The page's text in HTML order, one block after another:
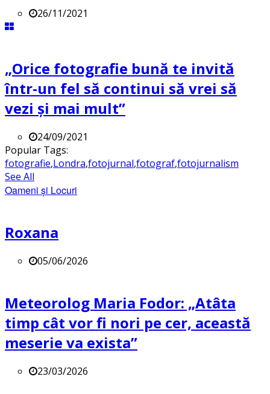
26/11/2021
„Orice fotografie bună te invită
într-un fel să continui să vrei să
vezi și mai mult”
24/09/2021
Popular Tags:
fotografie,Londra,fotojurnal,fotograf,fotojurnalism
See All
Oameni și Locuri
Roxana
05/06/2026
Meteorolog Maria Fodor: „Atâta
timp cât vor fi nori pe cer, această
meserie va exista”
23/03/2026